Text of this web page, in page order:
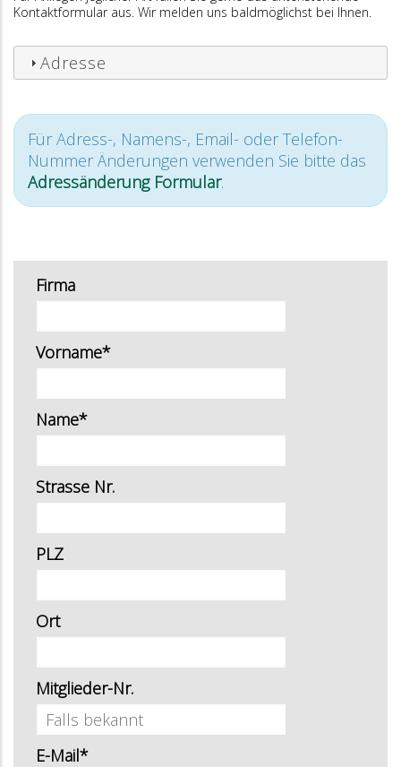
Kontaktformular aus. Wir melden uns baldmöglichst bei Ihnen.
Adresse
Für Adress-, Namens-, Email- oder Telefon-
Nummer Änderungen verwenden Sie bitte das
Adressänderung Formular.
Firma
Vorname*
Name*
Strasse Nr.
PLZ
Ort
Mitglieder-Nr.
E-Mail*